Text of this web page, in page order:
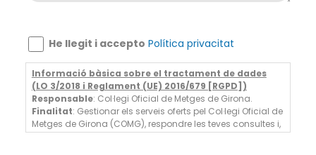
He llegit i accepto Política privacitat
Informació bàsica sobre el tractament de dades
(LO 3/2018 i Reglament (UE) 2016/679 [RGPD])
Responsable: Col·legi Oficial de Metges de Girona.
Finalitat: Gestionar els serveis oferts pel Col·legi Oficial de
Metges de Girona (COMG), respondre les teves consultes i,
en cas de consentiment, enviar-te informació comercial